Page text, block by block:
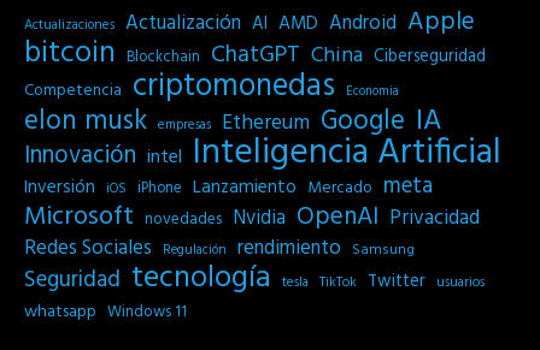
Actualizaciones Actualización AI AMD Android Apple
bitcoin Blockchain ChatGPT China Ciberseguridad
Competencia criptomonedas Economia
elon musk empresas Ethereum Google IA
Innovación intel Inteligencia Artificial
Inversión iOS iPhone Lanzamiento Mercado meta
Microsoft novedades Nvidia OpenAI Privacidad
Redes Sociales
Regulación rendimiento Samsung
Seguridad tecnología tesla TikTok Twitter usuarios
whatsapp Windows 11